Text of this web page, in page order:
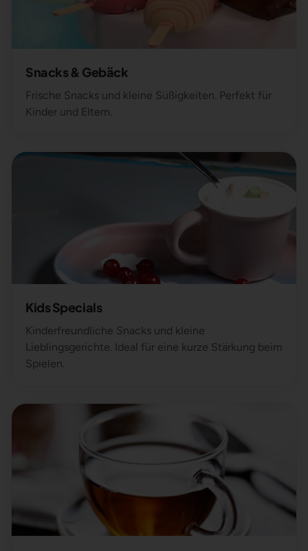
Snacks & Gebäck
Frische Snacks und kleine Süßigkeiten. Perfekt für
Kinder und Eltern.
Kids Specials
Kinderfreundliche Snacks und kleine
Lieblingsgerichte. Ideal für eine kurze Stärkung beim
Spielen.